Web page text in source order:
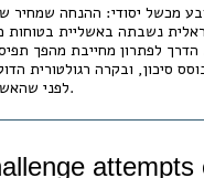
מכשל יסודי: ההנחה שמחיר
נשבתה באשליית בטוחות
הדרך לפתרון מחייבת מהפך
סיכון, ובקרה רגולטורית
לפני שהאשליה תתפוצץ לגמרי.